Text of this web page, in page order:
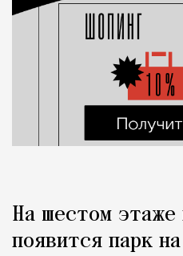
На шестом этаже
появится парк